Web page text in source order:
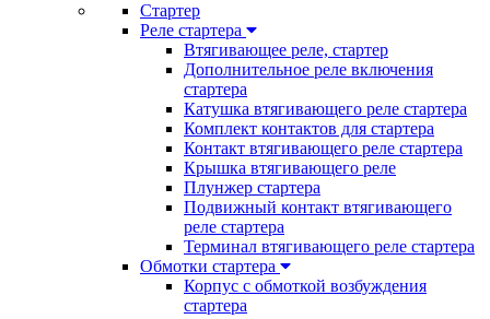
Стартер
Реле стартера
Втягивающее реле, стартер
Дополнительное реле включения
стартера
Катушка втягивающего реле стартера
Комплект контактов для стартера
Контакт втягивающего реле стартера
Крышка втягивающего реле
Плунжер стартера
Подвижный контакт втягивающего
реле стартера
Терминал втягивающего реле стартера
Обмотки стартера
Корпус с обмоткой возбуждения
стартера